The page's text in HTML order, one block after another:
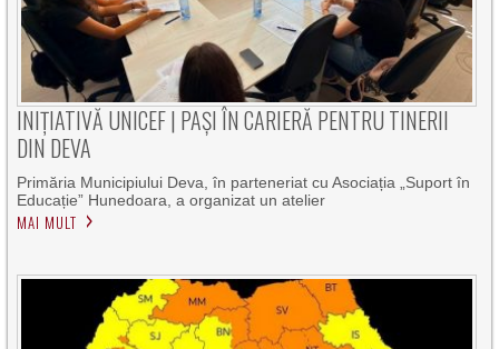
INIȚIATIVĂ UNICEF | PAȘI ÎN CARIERĂ PENTRU TINERII
DIN DEVA
Primăria Municipiului Deva, în parteneriat cu Asociația „Suport în
Educație” Hunedoara, a organizat un atelier
MAI MULT